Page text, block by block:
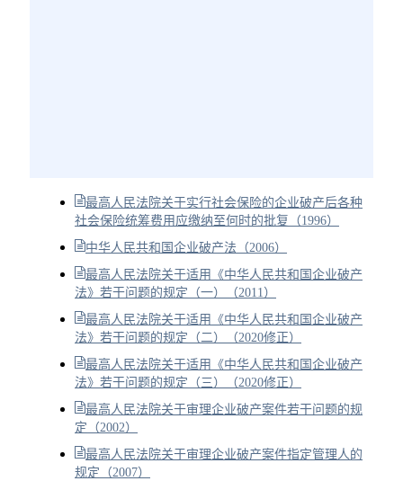
最高人民法院关于实行社会保险的企业破产后各种
社会保险统筹费用应缴纳至何时的批复（1996）
中华人民共和国企业破产法（2006）
最高人民法院关于适用《中华人民共和国企业破产
法》若干问题的规定（一）（2011）
最高人民法院关于适用《中华人民共和国企业破产
法》若干问题的规定（二）（2020修正）
最高人民法院关于适用《中华人民共和国企业破产
法》若干问题的规定（三）（2020修正）
最高人民法院关于审理企业破产案件若干问题的规
定（2002）
最高人民法院关于审理企业破产案件指定管理人的
规定（2007）